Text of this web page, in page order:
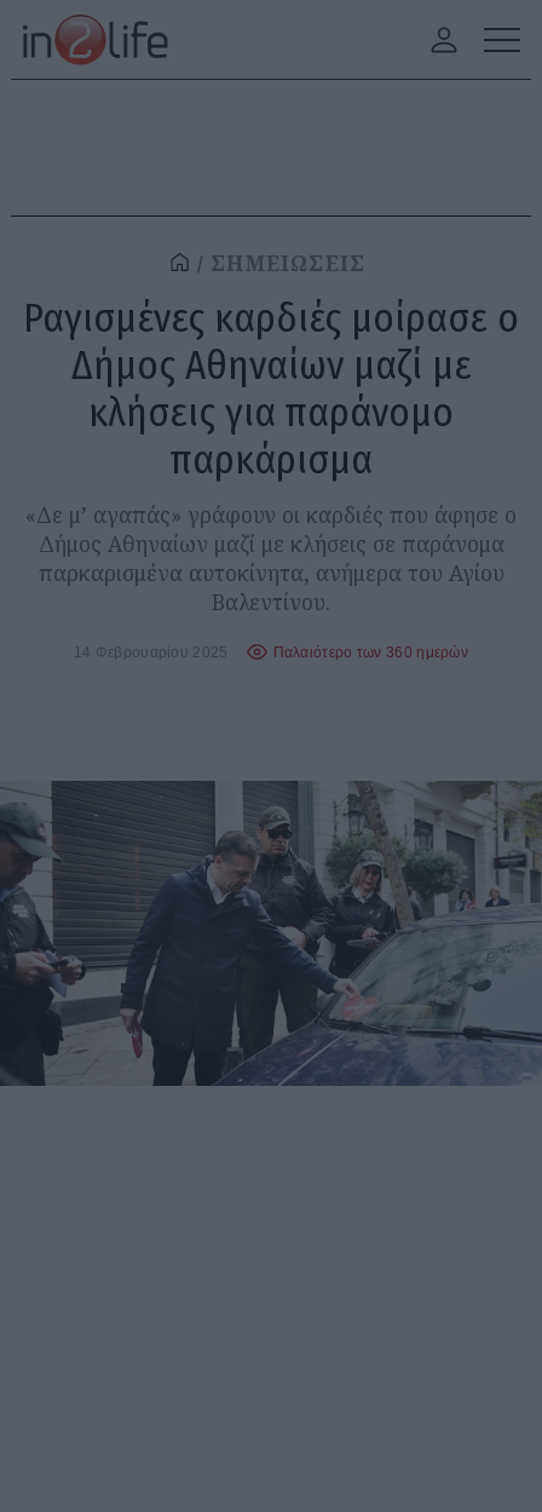
ΣΗΜΕΙΩΣΕΙΣ
Ραγισμένες καρδιές μοίρασε ο
Δήμος Αθηναίων μαζί με
κλήσεις για παράνομο
παρκάρισμα
«Δε μ’ αγαπάς» γράφουν οι καρδιές που άφησε ο
Δήμος Αθηναίων μαζί με κλήσεις σε παράνομα
παρκαρισμένα αυτοκίνητα, ανήμερα του Αγίου
Βαλεντίνου.
14 Φεβρουαρίου 2025 Παλαιότερο των 360 ημερών